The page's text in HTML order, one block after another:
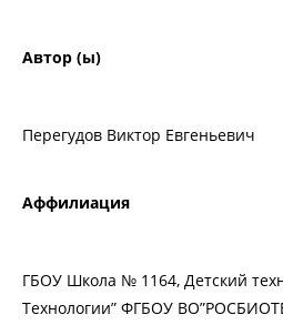
Автор (ы)
Перегудов Виктор Евгеньевич
Аффилиация
ГБОУ Школа № 1164, Детский
Технологии” ФГБОУ